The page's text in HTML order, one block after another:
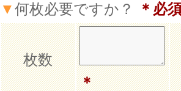
▼何枚必要ですか？ ＊必
枚数
＊